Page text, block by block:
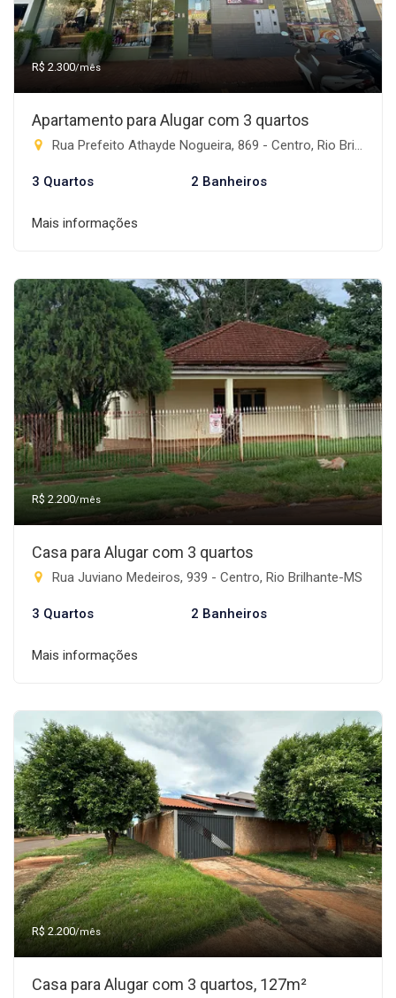
R$ 2.300/mês
Apartamento para Alugar com 3 quartos
Rua Prefeito Athayde Nogueira, 869 - Centro, Rio Brilhante-MS
3 Quartos 2 Banheiros
Mais informações
R$ 2.200/mês
Casa para Alugar com 3 quartos
Rua Juviano Medeiros, 939 - Centro, Rio Brilhante-MS
3 Quartos 2 Banheiros
Mais informações
R$ 2.200/mês
Casa para Alugar com 3 quartos, 127m²